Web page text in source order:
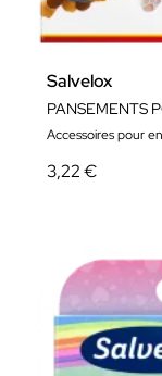
Salvelox
Accessoires pour
3,22 €